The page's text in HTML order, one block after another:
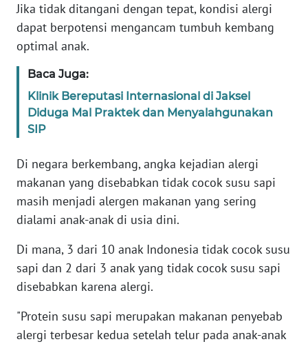
Jika tidak ditangani dengan tepat, kondisi alergi
dapat berpotensi mengancam tumbuh kembang
optimal anak.
Baca Juga:
Klinik Bereputasi Internasional di Jaksel
Diduga Mal Praktek dan Menyalahgunakan
SIP
Di negara berkembang, angka kejadian alergi
makanan yang disebabkan tidak cocok susu sapi
masih menjadi alergen makanan yang sering
dialami anak-anak di usia dini.
Di mana, 3 dari 10 anak Indonesia tidak cocok susu
sapi dan 2 dari 3 anak yang tidak cocok susu sapi
disebabkan karena alergi.
"Protein susu sapi merupakan makanan penyebab
alergi terbesar kedua setelah telur pada anak-anak
INDEKS
BERITA
KONTAK
KAMI
INFO
IKLAN
TENTANG
KAMI
PEDOMAN
SIBER
REDAKSI
KARIR